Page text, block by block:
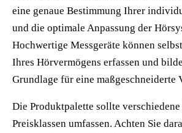
eine genaue Bestimmung Ihrer
und die optimale Anpassung der
Hochwertige Messgeräte können
Ihres Hörvermögens erfassen und
Grundlage für eine maßgeschneiderte
Die Produktpalette sollte
Preisklassen umfassen. Achten Sie